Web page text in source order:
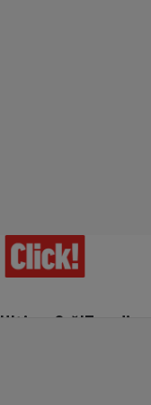
Ultima Oră!Trending